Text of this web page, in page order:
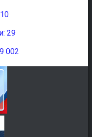
10
29
002